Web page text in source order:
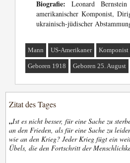
Biografie: Leonard
amerikanischer Komponist,
ukrainisch-jüdischer
Mann US-Amerikaner Komponist
Geboren 1918 Geboren 25. August
Zitat des Tages
„Ist es nicht besser, für eine Sache zu
an den Frieden, als für eine Sache zu
wie an den Krieg? Jeder Krieg fügt ein
Übels, die den Fortschritt der